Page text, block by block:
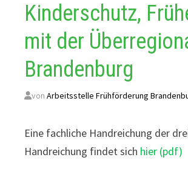
Kinderschutz,
mit der
Brandenburg
vonArbeitsstelle Frühförderung
Eine fachliche Handreichung der
Handreichung findet sich hier (pdf)